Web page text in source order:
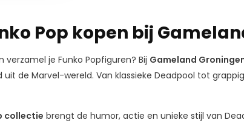
Pop kopen bij
verzamel je Funko Popfiguren? Bij Gameland
de Marvel-wereld. Van klassieke Deadpool tot
collectie brengt de humor, actie en unieke stijl van